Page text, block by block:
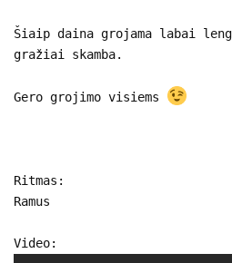
Šiaip daina grojama labai
gražiai skamba.
Gero grojimo visiems
Ritmas:
Ramus
Video: